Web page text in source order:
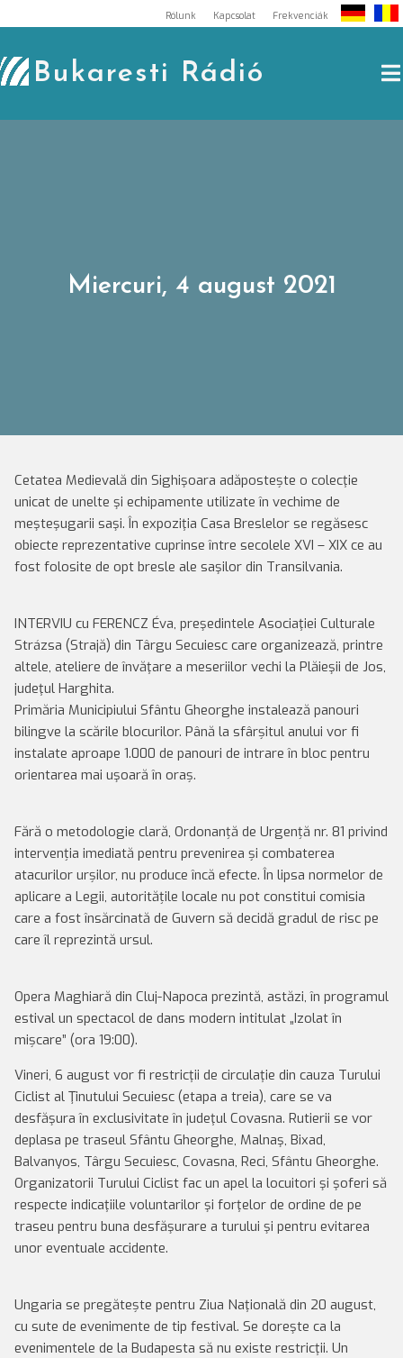
to
content
Rólunk Kapcsolat Frekvenciák
Bukaresti Rádió
Miercuri, 4 august 2021
Cetatea Medievală din Sighişoara adăpostește o colecţie
unicat de unelte şi echipamente utilizate în vechime de
meşteşugarii saşi. În expoziţia Casa Breslelor se regăsesc
obiecte reprezentative cuprinse între secolele XVI – XIX ce au
fost folosite de opt bresle ale saşilor din Transilvania.
INTERVIU cu FERENCZ Éva, preşedintele Asociaţiei Culturale
Strázsa (Strajă) din Târgu Secuiesc care organizează, printre
altele, ateliere de învăţare a meseriilor vechi la Plăieşii de Jos,
judeţul Harghita.
Primăria Municipiului Sfântu Gheorghe instalează panouri
bilingve la scările blocurilor. Până la sfârșitul anului vor fi
instalate aproape 1.000 de panouri de intrare în bloc pentru
orientarea mai uşoară în oraș.
Fără o metodologie clară, Ordonanță de Urgență nr. 81 privind
intervenția imediată pentru prevenirea și combaterea
atacurilor urșilor, nu produce încă efecte. În lipsa normelor de
aplicare a Legii, autoritățile locale nu pot constitui comisia
care a fost însărcinată de Guvern să decidă gradul de risc pe
care îl reprezintă ursul.
Opera Maghiară din Cluj-Napoca prezintă, astăzi, în programul
estival un spectacol de dans modern intitulat „Izolat în
mișcare” (ora 19:00).
Vineri, 6 august vor fi restricţii de circulaţie din cauza Turului
Ciclist al Ţinutului Secuiesc (etapa a treia), care se va
desfăşura în exclusivitate în judeţul Covasna. Rutierii se vor
deplasa pe traseul Sfântu Gheorghe, Malnaş, Bixad,
Balvanyos, Târgu Secuiesc, Covasna, Reci, Sfântu Gheorghe.
Organizatorii Turului Ciclist fac un apel la locuitori şi şoferi să
respecte indicaţiile voluntarilor şi forţelor de ordine de pe
traseu pentru buna desfăşurare a turului şi pentru evitarea
unor eventuale accidente.
Ungaria se pregătește pentru Ziua Naţională din 20 august,
cu sute de evenimente de tip festival. Se doreşte ca la
evenimentele de la Budapesta să nu existe restricţii. Un